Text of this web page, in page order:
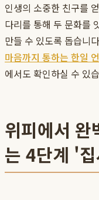
인생의 소중한 친구를
다리를 통해 두 문화를
만들 수 있도록 돕습니
마음까지 통하는 한일
에서도 확인하실 수 있
위피에서 완
는 4단계 '